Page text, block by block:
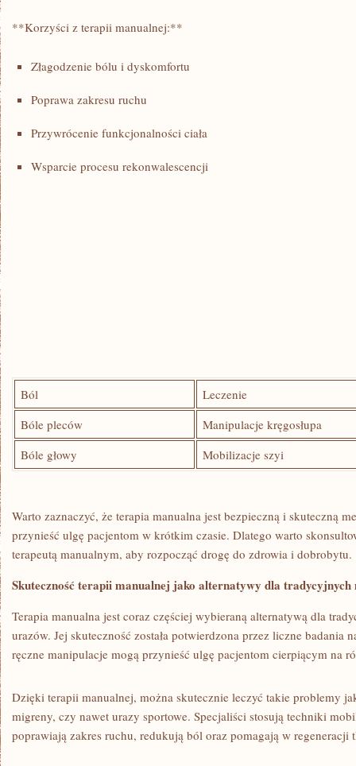
**Korzyści z​ terapii manualnej:**
Złagodzenie bólu i dyskomfortu
Poprawa zakresu ruchu
Przywrócenie funkcjonalności ciała
Wsparcie procesu‌ rekonwalescencji
Ból
Leczenie
Bóle pleców
Manipulacje kręgosłupa
Bóle głowy
Mobilizacje szyi
Warto ⁢zaznaczyć, że terapia manualna ‍jest‌ bezpieczną i⁣ skuteczną‍
przynieść‌ ulgę​ pacjentom w‌ krótkim czasie. Dlatego warto⁢
terapeutą manualnym, aby⁣ rozpocząć drogę do ‌zdrowia‍ i dobrobytu.
Skuteczność ⁢terapii manualnej jako alternatywy ⁤dla tradycyjnych⁢
Terapia manualna ​jest⁣ coraz częściej wybieraną alternatywą dla
urazów. Jej⁤ skuteczność została potwierdzona przez liczne badania
ręczne manipulacje mogą przynieść‌ ulgę​ pacjentom cierpiącym na
Dzięki terapii manualnej, można skutecznie leczyć takie problemy
migreny, ⁣czy nawet ​urazy sportowe. ‌Specjaliści stosują⁣ techniki
poprawiają ⁢zakres ruchu, redukują ból oraz pomagają w regeneracji